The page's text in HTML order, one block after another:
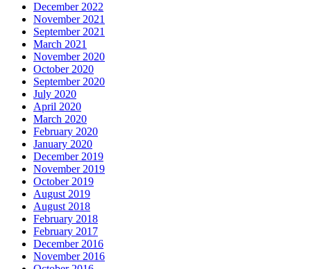
December 2022
November 2021
September 2021
March 2021
November 2020
October 2020
September 2020
July 2020
April 2020
March 2020
February 2020
January 2020
December 2019
November 2019
October 2019
August 2019
August 2018
February 2018
February 2017
December 2016
November 2016